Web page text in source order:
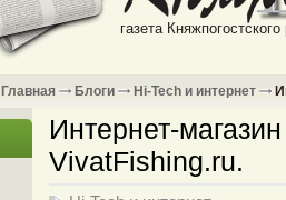
газета
Главная Блоги Hi-Tech и интернет
Интернет-
VivatFishing.ru.